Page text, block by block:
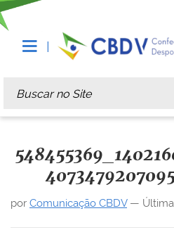
Busca
Busca Avançada…
por Comunicação CBDV—